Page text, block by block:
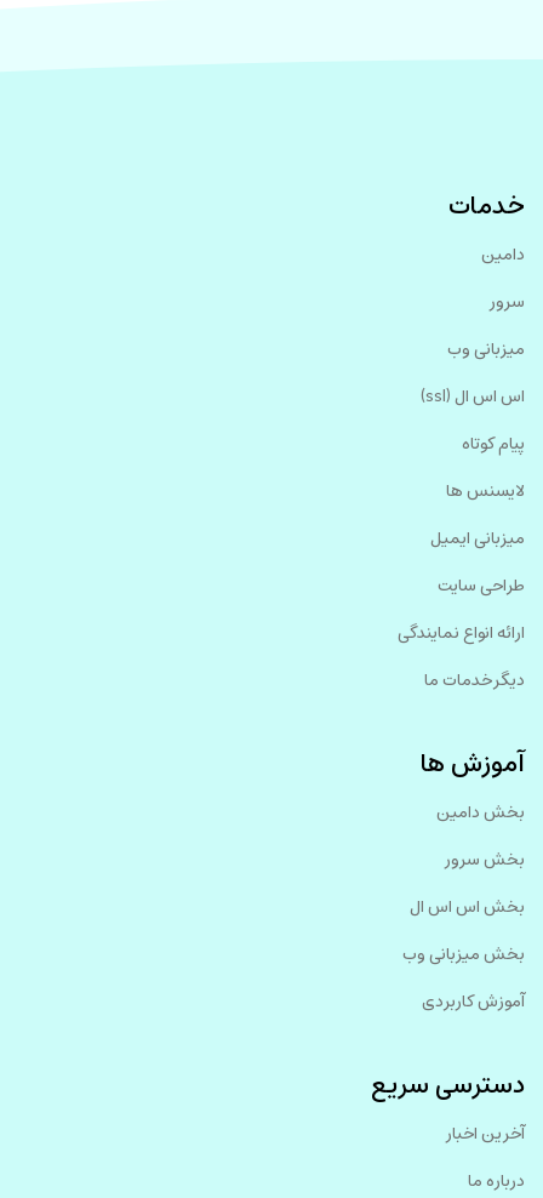
خدمات
دامین
سرور
میزبانی وب
اس اس ال (ssl)
پیام کوتاه
لایسنس ها
میزبانی ایمیل
طراحی سایت
ارائه انواع نمایندگی
دیگر خدمات ما
آموزش ها
بخش دامین
بخش سرور
بخش اس اس ال
بخش میزبانی وب
آموزش کاربردی
دسترسی سریع
آخرین اخبار
درباره ما